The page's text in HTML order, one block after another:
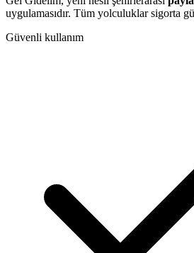
uygulamasıdır. Tüm yolculuklar sigorta
Güvenli kullanım